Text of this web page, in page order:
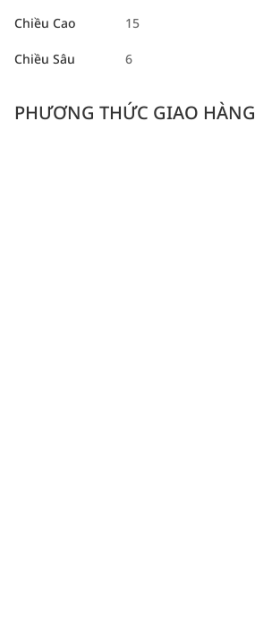
Chiều Cao 15
Chiều Sâu 6
PHƯƠNG THỨC GIAO HÀNG